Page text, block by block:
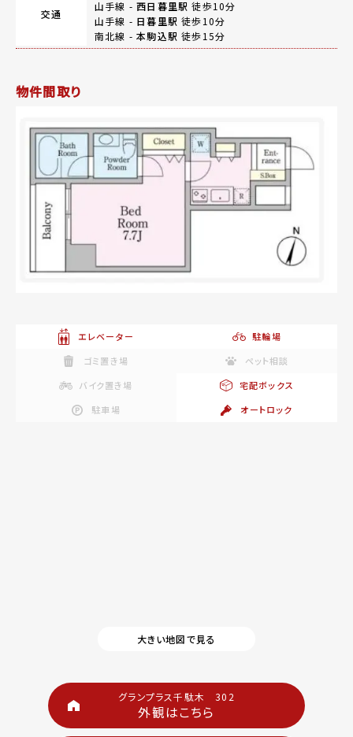
交通
山手線 -西日暮里駅 徒歩10分
山手線 - 日暮里駅 徒歩10分
南北線 -本駒込駅 徒歩15分
物件間取り
エレベーター
駐輪場
ゴミ置き場
ペット相談
バイク置き場
宅配ボックス
駐車場
オートロック
大きい地図で見る
グランプラス千駄木 302
外観はこちら